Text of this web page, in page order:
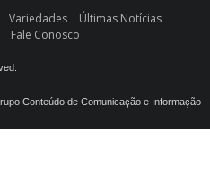
Variedades
Últimas Notícias
Fale Conosco
Conteúdo de Comunicação e Informação